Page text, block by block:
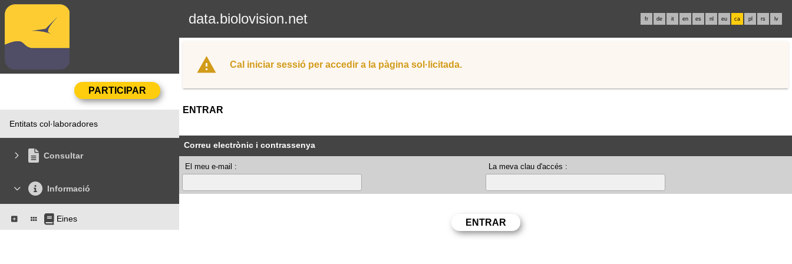
data.biolovision.net fr de it en es nl eu ca pl rs lv
Entitats col·laboradores
Consultar
Informació
Eines
Cal iniciar sessió per accedir a la pàgina sol·licitada.
ENTRAR
Correu electrònic i contrassenya
El meu e-mail : La meva clau d'accés :